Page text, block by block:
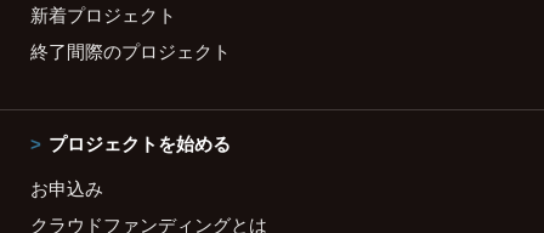
新着プロジェクト
終了間際のプロジェクト
プロジェクトを始める
お申込み
クラウドファンディングとは